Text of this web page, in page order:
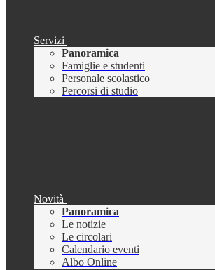
Servizi
Panoramica
Famiglie e studenti
Personale scolastico
Percorsi di studio
Novità
Panoramica
Le notizie
Le circolari
Calendario eventi
Albo Online